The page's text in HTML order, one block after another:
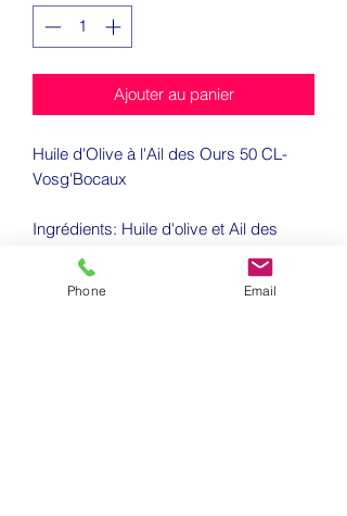
Ajouter au panier
Huile d'Olive à l'Ail des Ours 50 CL-
Vosg'Bocaux
Ingrédients: Huile d'olive et Ail des
Conseil d'utilisatin; Sur une assiette de
Phone Email